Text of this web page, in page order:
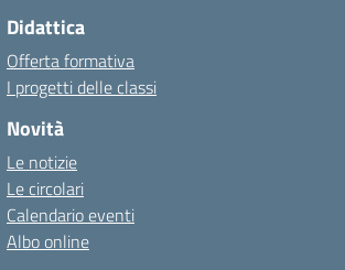
Didattica
Offerta formativa
I progetti delle classi
Novità
Le notizie
Le circolari
Calendario eventi
Albo online